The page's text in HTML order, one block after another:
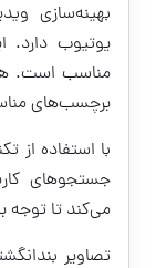
بهینه‌سازی
یوتیوب دارد.
مناسب است.
برچسب‌های
با استفاده از
جستجوهای
می‌کند تا توجه
تصاویر